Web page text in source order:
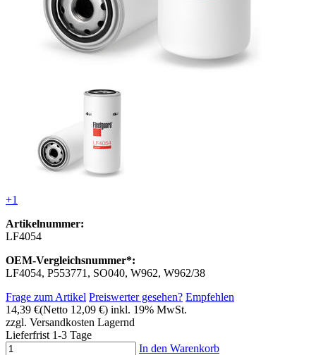
+1
Artikelnummer:
LF4054
OEM-Vergleichsnummer*:
LF4054, P553771, SO040, W962, W962/38
Frage zum Artikel Preiswerter gesehen? Empfehlen
14,39 €(Netto 12,09 €) inkl. 19% MwSt.
zzgl. Versandkosten Lagernd
Lieferfrist 1-3 Tage
In den Warenkorb